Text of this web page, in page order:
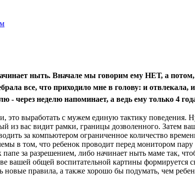
ныть. Вначале мы говорим ему НЕТ, а
все, что приходило мне в голову: и отвлекала, и
- через неделю на­поминает, а ведь ему только 4
это выработать с мужем единую такти­ку поведения.
из вас видит рамки, границы дозво­ленного. Затем
за компьютером ограниченное коли­чество
в том, что ребенок проводит перед монитором пару
папе за разрешением, либо начинает ныть маме так,
вашей общей воспитатель­ной картины
новые правила, а также хоро­шо бы подумать, чем